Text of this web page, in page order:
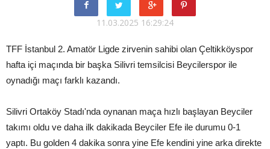
11.03.2025 16:29:24
TFF İstanbul 2. Amatör Ligde zirvenin sahibi olan Çeltikköyspor
hafta içi maçında bir başka Silivri temsilcisi Beycilerspor ile
oynadığı maçı farklı kazandı.
Silivri Ortaköy Stadı'nda oynanan maça hızlı başlayan Beyciler
takımı oldu ve daha ilk dakikada Beyciler Efe ile durumu 0-1
yaptı. Bu golden 4 dakika sonra yine Efe kendini yine arka direkte